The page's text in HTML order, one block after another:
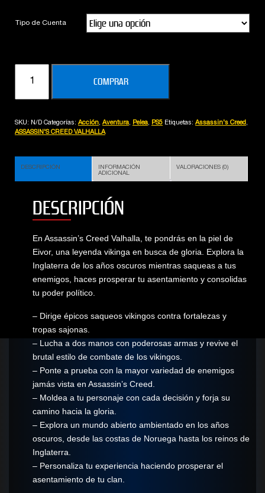
Tipo de Cuenta
CREED
VALHALLA
cantidad
COMPRAR
SKU: N/D Categorías: Acción, Aventura, Pelea, PS5 Etiquetas: Assassin's Creed ,
ASSASSIN'S CREED VALHALLA
DESCRIPCIÓN
INFORMACIÓN
ADICIONAL
VALORACIONES (0)
DESCRIPCIÓN
En Assassin’s Creed Valhalla, te pondrás en la piel de
Eivor, una leyenda vikinga en busca de gloria. Explora la
Inglaterra de los años oscuros mientras saqueas a tus
enemigos, haces prosperar tu asentamiento y consolidas
tu poder político.
– Dirige épicos saqueos vikingos contra fortalezas y
tropas sajonas.
– Lucha a dos manos con poderosas armas y revive el
brutal estilo de combate de los vikingos.
– Ponte a prueba con la mayor variedad de enemigos
jamás vista en Assassin’s Creed.
– Moldea a tu personaje con cada decisión y forja su
camino hacia la gloria.
– Explora un mundo abierto ambientado en los años
oscuros, desde las costas de Noruega hasta los reinos de
Inglaterra.
– Personaliza tu experiencia haciendo prosperar el
asentamiento de tu clan.